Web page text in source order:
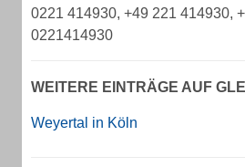
0221 414930, +49 221 414930,
0221414930
WEITERE EINTRÄGE AUF
Weyertal in Köln